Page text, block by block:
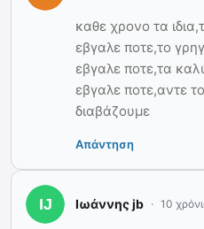
καθε χρονο τα
εβγαλε ποτε,το
εβγαλε ποτε,τα
εβγαλε ποτε,αντε
διαβάζουμε
Απάντηση
Ιωάννης jb 10